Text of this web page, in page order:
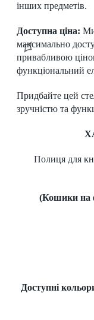
інших предметів.
Доступна ціна:
максимально
привабливою
функціональний
Придбайте цей
зручністю та
Полиця для
(Кошики на
Доступні